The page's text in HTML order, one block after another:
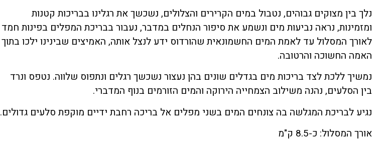
נלך בין מצוקים גבוהים, נטבול במים הקרירים והצלולים, נשכשך את רגלינו בבריכות קטנות
ומזמינות, נראה נביעות מים ונשמע את סיפור הנחלים במדבר, נעבור בבריכת המפלים בפינות חמד
לאורך המסלול עד לאמת המים החשמונאית שהורדוס ידע לנצל אותה, האמיצים שבינינו ילכו בתוך
האמה החשוכה והרטובה.
נמשיך ללכת לצד בריכות מים בגדלים שונים בהן נעצור נשכשך רגלים ונתפוס שלווה. נטפס ונרד
בין הסלעים, נהנה משילוב הצמחייה הירוקה והמים הזורמים בנוף המדברי.
נגיע לבריכת המגלשה בה צונחים המים בשני מפלים אל בריכה רחבת ידיים מוקפת סלעים גדולים.
אורך המסלול: כ-8.5 ק"מ